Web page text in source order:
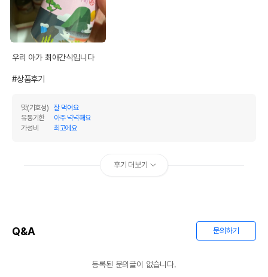
우리 아가 최애간식입니다
#상품후기
맛(기호성)
잘 먹어요
유통기한
아주 넉넉해요
가성비
최고에요
후기 더보기
Q&A 문의하기
등록된 문의글이 없습니다.